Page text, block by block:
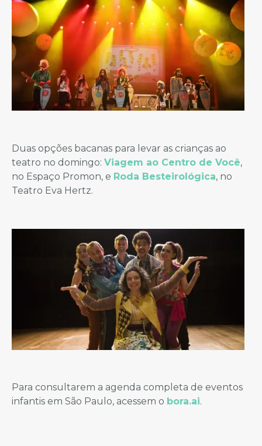
Duas opções bacanas para levar as crianças ao
teatro no domingo: Viagem ao Centro de Você,
no Espaço Promon, e Roda Besteirológica, no
Teatro Eva Hertz.
Para consultarem a agenda completa de eventos
infantis em São Paulo, acessem o bora.ai.